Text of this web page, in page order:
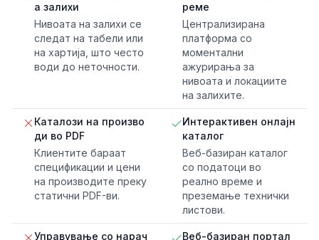
а залихи
Нивоата на залихи се
следат на табели или
на хартија, што често
води до неточности.
реме
Централизирана
платформа со
моментални
ажурирања за
нивоата и локациите
на залихите.
Каталози на произво
ди во PDF
Клиентите бараат
спецификации и цени
на производите преку
статични PDF-ви.
Интерактивен онлајн
каталог
Веб-базиран каталог
со податоци во
реално време и
преземање технички
листови.
Управување со нарач
Веб-базиран портал